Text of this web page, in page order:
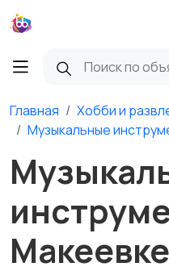
Главная
Хобби и
Музыкальные
Макеевке